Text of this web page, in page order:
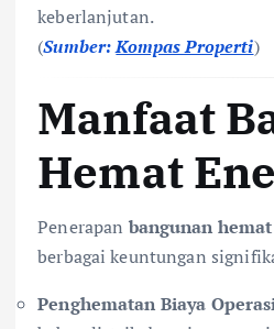
keberlanjutan.
(Sumber:Kompas Properti)
Manfaat
Hemat
Penerapan bangunan
berbagai keuntungan
Penghematan Biaya